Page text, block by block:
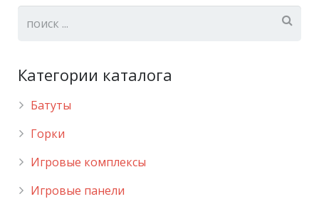
Категории каталога
Батуты
Горки
Игровые комплексы
Игровые панели